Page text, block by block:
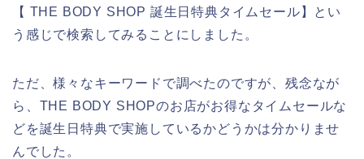
【 THE BODY SHOP 誕生日特典タイムセール】とい
う感じで検索してみることにしました。
ただ、様々なキーワードで調べたのですが、残念なが
ら、THE BODY SHOPのお店がお得なタイムセールな
どを誕生日特典で実施しているかどうかは分かりませ
んでした。